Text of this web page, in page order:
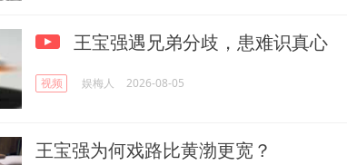
王宝强遇兄弟分歧，患难识真心
视频 娱梅人 2026-08-05
王宝强为何戏路比黄渤更宽？